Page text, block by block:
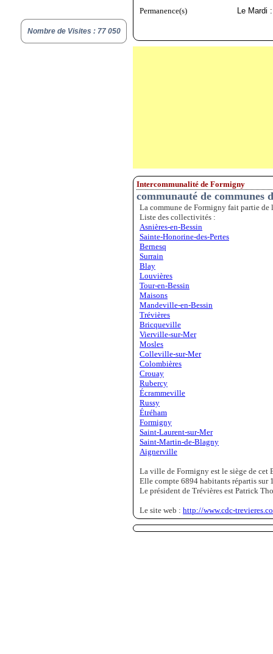
Nombre de Visites : 77 050
Permanence(s) Le Mardi
Intercommunalité de Formigny
communauté de communes
La commune de Formigny fait partie
Liste des collectivités :
Asnières-en-Bessin
Sainte-Honorine-des-Pertes
Bernesq
Surrain
Blay
Louvières
Tour-en-Bessin
Maisons
Mandeville-en-Bessin
Trévières
Bricqueville
Vierville-sur-Mer
Mosles
Colleville-sur-Mer
Colombières
Crouay
Rubercy
Écrammeville
Russy
Étréham
Formigny
Saint-Laurent-sur-Mer
Saint-Martin-de-Blagny
Aignerville
La ville de Formigny est le siège de cet
Elle compte 6894 habitants répartis sur
Le président de Trévières est Patrick
Le site web : http://www.cdc-